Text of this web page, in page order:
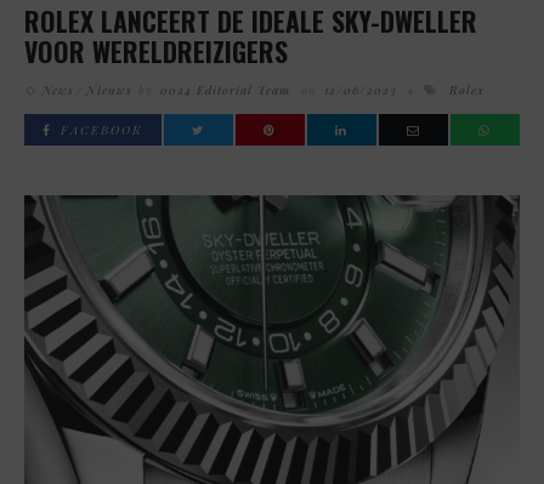
ROLEX LANCEERT DE IDEALE SKY-DWELLER
VOOR WERELDREIZIGERS
News Nieuws 0024 Editorial Team 12/06/2023 Rolex
FACEBOOK